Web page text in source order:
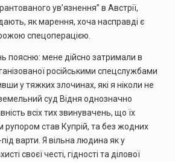
ув’язнення” в Австрії,
як марення, хоча насправді є
спецоперацією.
поясню: мене дійсно затримали в
російськими спецслужбами
у тяжких злочинах, які я ніколи не
суд Відня однозначно
всіх тих звинувачень, що їх
рупором став Купрій, та без жодних
варти. Я вільна людина як у
своєї честі, гідності та ділової